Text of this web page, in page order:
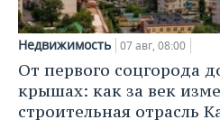
Недвижимость 07 авг, 08:00
От первого соцгорода
крышах: как за век
строительная отрасль